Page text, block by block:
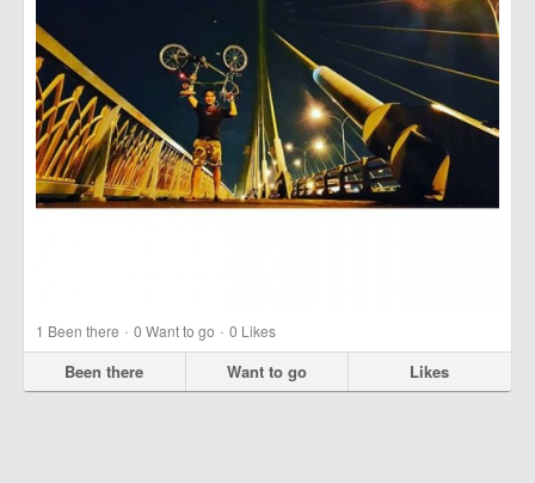
1 Been there · 0 Want to go · 0 Likes
Been there Want to go Likes